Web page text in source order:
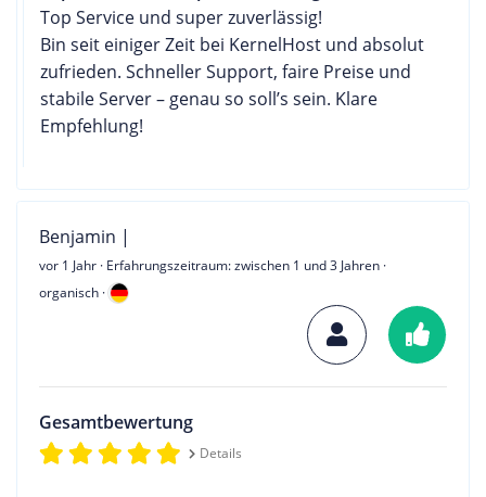
Top Service und super zuverlässig!
Bin seit einiger Zeit bei KernelHost und absolut
zufrieden. Schneller Support, faire Preise und
stabile Server – genau so soll’s sein. Klare
Empfehlung!
Benjamin |
vor 1 Jahr · Erfahrungszeitraum: zwischen 1 und 3 Jahren ·
organisch ·
Gesamtbewertung
Details